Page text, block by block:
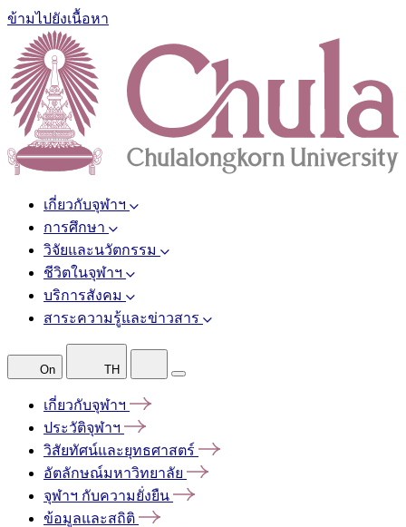
ข้ามไปยังเนื้อหา
เกี่ยวกับจุฬาฯ
การศึกษา
วิจัยและนวัตกรรม
ชีวิตในจุฬาฯ
บริการสังคม
สาระความรู้และข่าวสาร
On TH
เกี่ยวกับจุฬาฯ
ประวัติจุฬาฯ
วิสัยทัศน์และยุทธศาสตร์
อัตลักษณ์มหาวิทยาลัย
จุฬาฯ กับความยั่งยืน
ข้อมูลและสถิติ